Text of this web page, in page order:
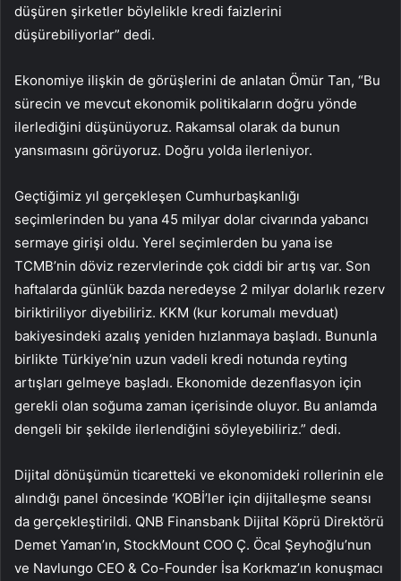
düşüren şirketler böylelikle kredi faizlerini
düşürebiliyorlar” dedi.
Ekonomiye ilişkin de görüşlerini de anlatan Ömür Tan, “Bu
sürecin ve mevcut ekonomik politikaların doğru yönde
ilerlediğini düşünüyoruz. Rakamsal olarak da bunun
yansımasını görüyoruz. Doğru yolda ilerleniyor.
Geçtiğimiz yıl gerçekleşen Cumhurbaşkanlığı
seçimlerinden bu yana 45 milyar dolar civarında yabancı
sermaye girişi oldu. Yerel seçimlerden bu yana ise
TCMB’nin döviz rezervlerinde çok ciddi bir artış var. Son
haftalarda günlük bazda neredeyse 2 milyar dolarlık rezerv
biriktiriliyor diyebiliriz. KKM (kur korumalı mevduat)
bakiyesindeki azalış yeniden hızlanmaya başladı. Bununla
birlikte Türkiye’nin uzun vadeli kredi notunda reyting
artışları gelmeye başladı. Ekonomide dezenflasyon için
gerekli olan soğuma zaman içerisinde oluyor. Bu anlamda
dengeli bir şekilde ilerlendiğini söyleyebiliriz.” dedi.
Dijital dönüşümün ticaretteki ve ekonomideki rollerinin ele
alındığı panel öncesinde ‘KOBİ’ler için dijitalleşme seansı
da gerçekleştirildi. QNB Finansbank Dijital Köprü Direktörü
Demet Yaman’ın, StockMount COO Ç. Öcal Şeyhoğlu’nun
ve Navlungo CEO & Co-Founder İsa Korkmaz’ın konuşmacı